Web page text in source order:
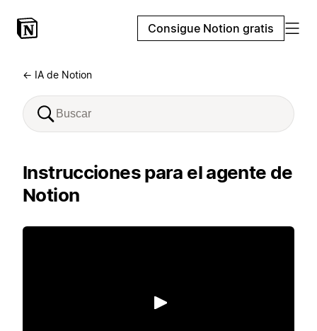
Consigue Notion gratis
← IA de Notion
Instrucciones para el agente de
Notion
Reproducir